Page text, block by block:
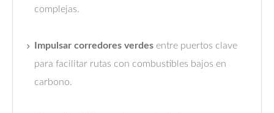
complejas.
Impulsar corredores verdes entre puertos clave
para facilitar rutas con combustibles bajos en
carbono.